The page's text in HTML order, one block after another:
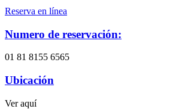
Reserva en línea
Numero de reservación:
01 81 8155 6565
Ubicación
Ver aquí